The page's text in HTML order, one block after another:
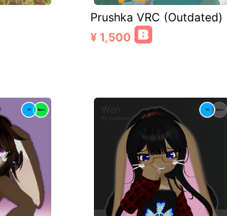
Prushka VRC (Outdated)
¥ 1,500